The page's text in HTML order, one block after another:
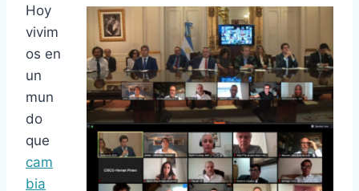
Hoy
vivim
os en
un
mun
do
que
cam
bia